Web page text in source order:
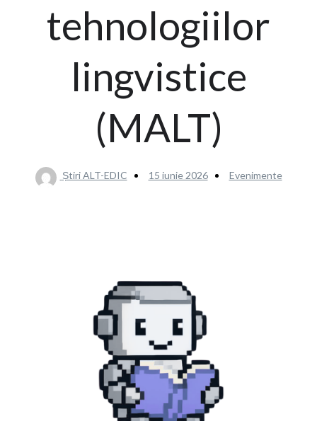
tehnologiilor
lingvistice
(MALT)
Știri ALT-EDIC 15 iunie 2026 Evenimente